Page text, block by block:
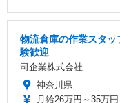
物流倉庫の作業スタ
験歓迎
司企業株式会社
神奈川県
月給26万円～35万円